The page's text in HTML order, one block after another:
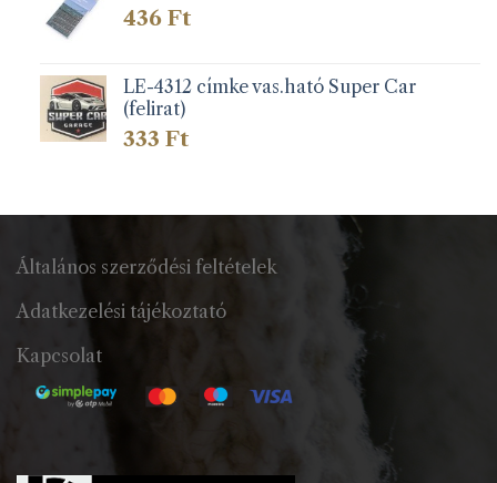
436 Ft
LE-4312 címke vas.ható Super Car
(felirat)
333 Ft
Általános szerződési feltételek
Adatkezelési tájékoztató
Kapcsolat